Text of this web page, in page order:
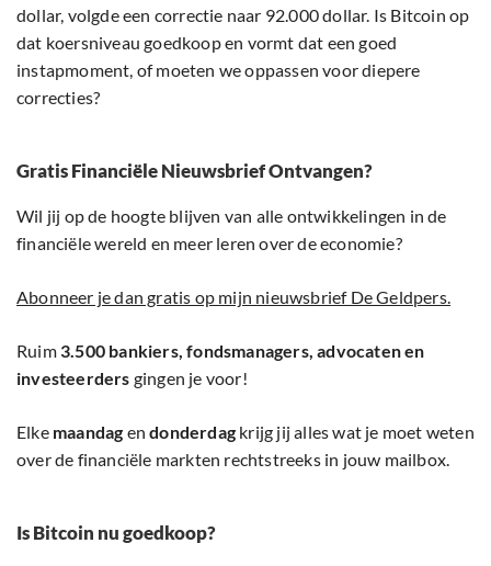
dollar, volgde een correctie naar 92.000 dollar. Is Bitcoin op
dat koersniveau goedkoop en vormt dat een goed
instapmoment, of moeten we oppassen voor diepere
correcties?
Gratis Financiële Nieuwsbrief Ontvangen?
Wil jij op de hoogte blijven van alle ontwikkelingen in de
financiële wereld en meer leren over de economie?
Abonneer je dan gratis op mijn nieuwsbrief De Geldpers.
Ruim 3.500 bankiers, fondsmanagers, advocaten en
investeerders gingen je voor!
Elke maandag endonderdag krijg jij alles wat je moet weten
over de financiële markten rechtstreeks in jouw mailbox.
Is Bitcoin nu goedkoop?